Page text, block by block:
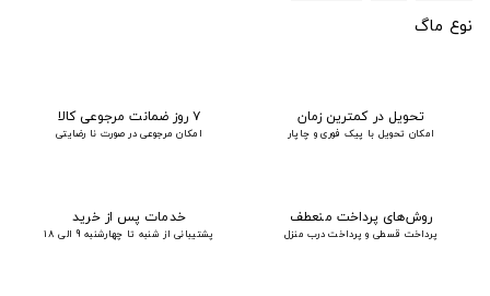
نوع ماگ
تحویل در کمترین زمان
امکان تحویل با پیک فوری و چاپار
۷ روز ضمانت مرجوعی کالا
امکان مرجوعی در صورت نا رضایتی
روش‌های پرداخت منعطف
پرداخت قسطی و پرداخت درب منزل
خدمات پس از خرید
پشتیبانی از شنبه تا چهارشنبه 9 الی 18